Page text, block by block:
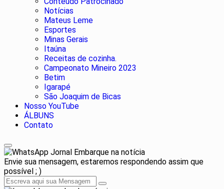
Notícias
Mateus Leme
Esportes
Minas Gerais
Itaúna
Receitas de cozinha.
Campeonato Mineiro 2023
Betim
Igarapé
São Joaquim de Bicas
Nosso YouTube
ÁLBUNS
Contato
Jornal Embarque na notícia
Envie sua mensagem, estaremos respondendo assim que
possível ; )